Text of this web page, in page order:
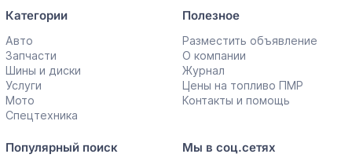
Категории
Авто
Запчасти
Шины и диски
Услуги
Мото
Спецтехника
Полезное
Разместить объявление
О компании
Журнал
Цены на топливо ПМР
Контакты и помощь
Популярный поиск Мы в соц.сетях